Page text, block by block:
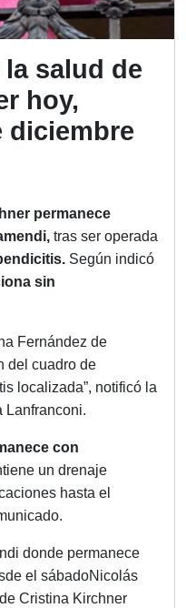
la salud de
hoy,
diciembre
permanece
tras ser operada
Según indicó
sin
Fernández de
del cuadro de
localizada”, notificó la
Lanfranconi.
con
un drenaje
hasta el
donde permanece
el sábadoNicolás
Cristina Kirchner